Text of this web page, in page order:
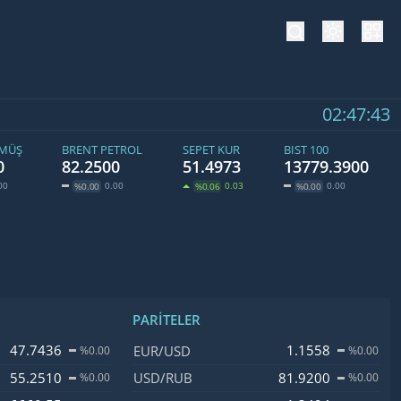
02:47:44
BRENT PETROL
82.2500
%0.00 0.00
SEPET KUR
51.4973
%0.06 0.03
BIST 100
13779.3900
%0.00 0.00
47.7436 %0.00
55.2510 %0.00
PARITELER
İsim, Kod Fiyat, Değişim
EUR/USD 1.1558 %0.00
USD/RUB 81.9200 %0.00